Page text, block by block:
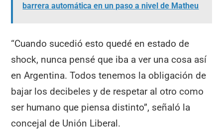
barrera automática en un paso a nivel de Matheu
“Cuando sucedió esto quedé en estado de
shock, nunca pensé que iba a ver una cosa así
en Argentina. Todos tenemos la obligación de
bajar los decibeles y de respetar al otro como
ser humano que piensa distinto”, señaló la
concejal de Unión Liberal.